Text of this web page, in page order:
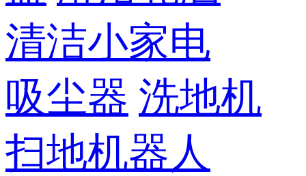
清洁小家电
吸尘器 洗地机
扫地机器人